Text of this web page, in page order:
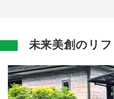
未来美創のリ